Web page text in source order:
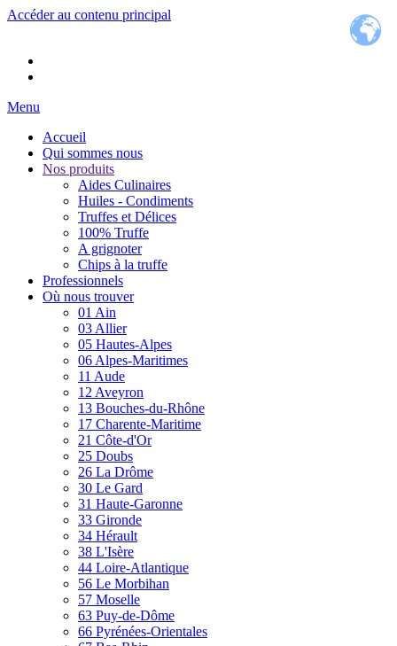
Accéder au contenu principal
Menu
Accueil
Qui sommes nous
Nos produits
Aides Culinaires
Huiles - Condiments
Truffes et Délices
100% Truffe
A grignoter
Chips à la truffe
Professionnels
Où nous trouver
01 Ain
03 Allier
05 Hautes-Alpes
06 Alpes-Maritimes
11 Aude
12 Aveyron
13 Bouches-du-Rhône
17 Charente-Maritime
21 Côte-d'Or
25 Doubs
26 La Drôme
30 Le Gard
31 Haute-Garonne
33 Gironde
34 Hérault
38 L'Isère
44 Loire-Atlantique
56 Le Morbihan
57 Moselle
63 Puy-de-Dôme
66 Pyrénées-Orientales